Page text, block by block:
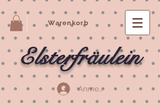
Warenkorb
Elsterfräulein
Anmelden